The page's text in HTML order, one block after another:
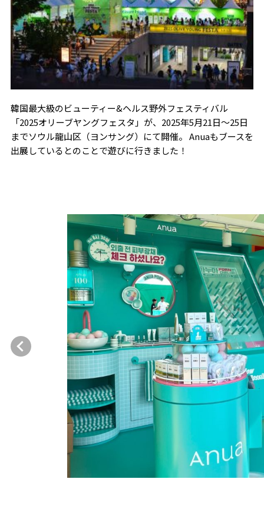
韓国最大級のビューティー&ヘルス野外フェスティバル
「2025オリーブヤングフェスタ」が、2025年5月21日〜25日
までソウル龍山区（ヨンサング）にて開催。 Anuaもブースを
出展しているとのことで遊びに行きました！